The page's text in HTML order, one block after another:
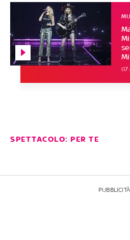
07
SPETTACOLO: PER TE
PUBBLICITÀ